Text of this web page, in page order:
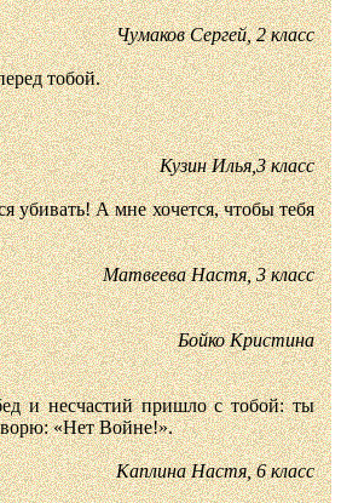
Чумаков Сергей, 2 класс
тобой.
Кузин Илья,3 класс
убивать! А мне хочется, чтобы тебя
Матвеева Настя, 3 класс
Бойко Кристина
и несчастий пришло с тобой: ты
«Нет Войне!».
Каплина Настя, 6 класс